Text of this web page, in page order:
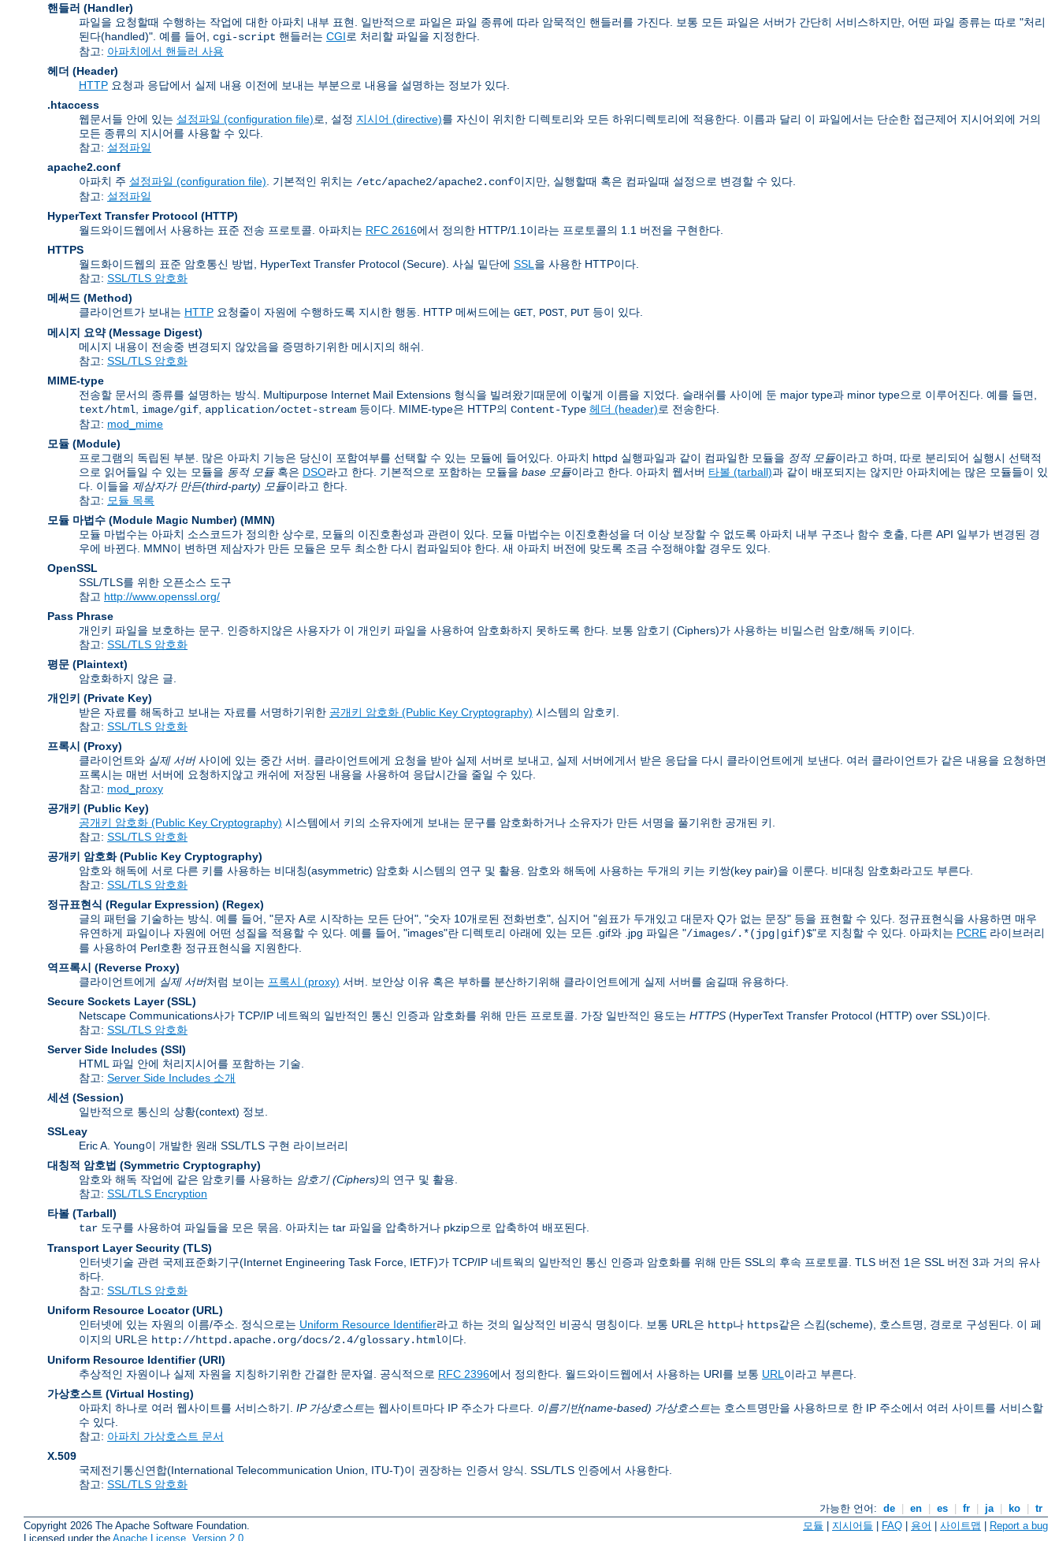
핸들러 (Handler)
파일을 요청할때 수행하는 작업에 대한 아파치 내부 표현. 일반적으로 파일은 파일 종류에 따라 암묵적인 핸들러를 가진다. 보통 모든 파일은 서버가 간단히 서비스하지만, 어떤 파일 종류는 따로 "처리
된다(handled)". 예를 들어, cgi-script 핸들러는 CGI로 처리할 파일을 지정한다.
참고: 아파치에서 핸들러 사용
헤더 (Header)
HTTP 요청과 응답에서 실제 내용 이전에 보내는 부분으로 내용을 설명하는 정보가 있다.
.htaccess
웹문서들 안에 있는 설정파일 (configuration file)로, 설정 지시어 (directive)를 자신이 위치한 디렉토리와 모든 하위디렉토리에 적용한다. 이름과 달리 이 파일에서는 단순한 접근제어 지시어외에 거의
모든 종류의 지시어를 사용할 수 있다.
참고: 설정파일
apache2.conf
아파치 주 설정파일 (configuration file) . 기본적인 위치는 /etc/apache2/apache2.conf이지만, 실행할때 혹은 컴파일때 설정으로 변경할 수 있다.
참고: 설정파일
HyperText Transfer Protocol (HTTP)
월드와이드웹에서 사용하는 표준 전송 프로토콜. 아파치는 RFC 2616에서 정의한 HTTP/1.1이라는 프로토콜의 1.1 버전을 구현한다.
HTTPS
월드화이드웹의 표준 암호통신 방법, HyperText Transfer Protocol (Secure). 사실 밑단에 SSL 을 사용한 HTTP이다.
참고: SSL/TLS 암호화
메써드 (Method)
클라이언트가 보내는 HTTP 요청줄이 자원에 수행하도록 지시한 행동. HTTP 메써드에는 GET POST PUT 등이 있다.
메시지 요약 (Message Digest)
메시지 내용이 전송중 변경되지 않았음을 증명하기위한 메시지의 해쉬.
참고: SSL/TLS 암호화
MIME-type
전송할 문서의 종류를 설명하는 방식. Multipurpose Internet Mail Extensions 형식을 빌려왔기때문에 이렇게 이름을 지었다. 슬래쉬를 사이에 둔 major type과 minor type으로 이루어진다. 예를 들면,
text/html image/gif application/octet-stream 등이다. MIME-type은 HTTP의 Content-Type 헤더 (header)로 전송한다.
참고: mod_mime
모듈 (Module)
프로그램의 독립된 부분. 많은 아파치 기능은 당신이 포함여부를 선택할 수 있는 모듈에 들어있다. 아파치 httpd 실행파일과 같이 컴파일한 모듈을 정적 모듈이라고 하며, 따로 분리되어 실행시 선택적
으로 읽어들일 수 있는 모듈을 동적 모듈 혹은 DSO라고 한다. 기본적으로 포함하는 모듈을 base 모듈이라고 한다. 아파치 웹서버 타볼 (tarball)과 같이 배포되지는 않지만 아파치에는 많은 모듈들이 있
다. 이들을 제삼자가 만든(third-party) 모듈이라고 한다.
참고: 모듈 목록
모듈 마법수 (Module Magic Number) (MMN)
모듈 마법수는 아파치 소스코드가 정의한 상수로, 모듈의 이진호환성과 관련이 있다. 모듈 마법수는 이진호환성을 더 이상 보장할 수 없도록 아파치 내부 구조나 함수 호출, 다른 API 일부가 변경된 경
우에 바뀐다. MMN이 변하면 제삼자가 만든 모듈은 모두 최소한 다시 컴파일되야 한다. 새 아파치 버전에 맞도록 조금 수정해야할 경우도 있다.
OpenSSL
SSL/TLS를 위한 오픈소스 도구
참고 http://www.openssl.org/
Pass Phrase
개인키 파일을 보호하는 문구. 인증하지않은 사용자가 이 개인키 파일을 사용하여 암호화하지 못하도록 한다. 보통 암호기 (Ciphers)가 사용하는 비밀스런 암호/해독 키이다.
참고: SSL/TLS 암호화
평문 (Plaintext)
암호화하지 않은 글.
개인키 (Private Key)
받은 자료를 해독하고 보내는 자료를 서명하기위한 공개키 암호화 (Public Key Cryptography) 시스템의 암호키.
참고: SSL/TLS 암호화
프록시 (Proxy)
클라이언트와 실제 서버사이에 있는 중간 서버. 클라이언트에게 요청을 받아 실제 서버로 보내고, 실제 서버에게서 받은 응답을 다시 클라이언트에게 보낸다. 여러 클라이언트가 같은 내용을 요청하면
프록시는 매번 서버에 요청하지않고 캐쉬에 저장된 내용을 사용하여 응답시간을 줄일 수 있다.
참고: mod_proxy
공개키 (Public Key)
공개키 암호화 (Public Key Cryptography) 시스템에서 키의 소유자에게 보내는 문구를 암호화하거나 소유자가 만든 서명을 풀기위한 공개된 키.
참고: SSL/TLS 암호화
공개키 암호화 (Public Key Cryptography)
암호와 해독에 서로 다른 키를 사용하는 비대칭(asymmetric) 암호화 시스템의 연구 및 활용. 암호와 해독에 사용하는 두개의 키는 키쌍(key pair)을 이룬다. 비대칭 암호화라고도 부른다.
참고: SSL/TLS 암호화
정규표현식 (Regular Expression) (Regex)
글의 패턴을 기술하는 방식. 예를 들어, "문자 A로 시작하는 모든 단어", "숫자 10개로된 전화번호", 심지어 "쉼표가 두개있고 대문자 Q가 없는 문장" 등을 표현할 수 있다. 정규표현식을 사용하면 매우
유연하게 파일이나 자원에 어떤 성질을 적용할 수 있다. 예를 들어, "images"란 디렉토리 아래에 있는 모든 .gif와 .jpg 파일은 "/images/.*(jpg|gif)$"로 지칭할 수 있다. 아파치는 PCRE 라이브러리
를 사용하여 Perl호환 정규표현식을 지원한다.
역프록시 (Reverse Proxy)
클라이언트에게 실제 서버처럼 보이는 프록시 (proxy) 서버. 보안상 이유 혹은 부하를 분산하기위해 클라이언트에게 실제 서버를 숨길때 유용하다.
Secure Sockets Layer (SSL)
Netscape Communications사가 TCP/IP 네트웍의 일반적인 통신 인증과 암호화를 위해 만든 프로토콜. 가장 일반적인 용도는 HTTPS (HyperText Transfer Protocol (HTTP) over SSL)이다.
참고: SSL/TLS 암호화
Server Side Includes (SSI)
HTML 파일 안에 처리지시어를 포함하는 기술.
참고: Server Side Includes 소개
세션 (Session)
일반적으로 통신의 상황(context) 정보.
SSLeay
Eric A. Young이 개발한 원래 SSL/TLS 구현 라이브러리
대칭적 암호법 (Symmetric Cryptography)
암호와 해독 작업에 같은 암호키를 사용하는 암호기 (Ciphers)의 연구 및 활용.
참고: SSL/TLS Encryption
타볼 (Tarball)
tar 도구를 사용하여 파일들을 모은 묶음. 아파치는 tar 파일을 압축하거나 pkzip으로 압축하여 배포된다.
Transport Layer Security (TLS)
인터넷기술 관련 국제표준화기구(Internet Engineering Task Force, IETF)가 TCP/IP 네트웍의 일반적인 통신 인증과 암호화를 위해 만든 SSL의 후속 프로토콜. TLS 버전 1은 SSL 버전 3과 거의 유사
하다.
참고: SSL/TLS 암호화
Uniform Resource Locator (URL)
인터넷에 있는 자원의 이름/주소. 정식으로는 Uniform Resource Identifier라고 하는 것의 일상적인 비공식 명칭이다. 보통 URL은 http나 https같은 스킴(scheme), 호스트명, 경로로 구성된다. 이 페
이지의 URL은 http://httpd.apache.org/docs/2.4/glossary.html이다.
Uniform Resource Identifier (URI)
추상적인 자원이나 실제 자원을 지칭하기위한 간결한 문자열. 공식적으로 RFC 2396에서 정의한다. 월드와이드웹에서 사용하는 URI를 보통 URL 이라고 부른다.
가상호스트 (Virtual Hosting)
아파치 하나로 여러 웹사이트를 서비스하기. IP 가상호스트는 웹사이트마다 IP 주소가 다르다. 이름기반(name-based) 가상호스트는 호스트명만을 사용하므로 한 IP 주소에서 여러 사이트를 서비스할
수 있다.
참고: 아파치 가상호스트 문서
X.509
국제전기통신연합(International Telecommunication Union, ITU-T)이 권장하는 인증서 양식. SSL/TLS 인증에서 사용한다.
참고: SSL/TLS 암호화
가능한 언어: de | en | es | fr | ja | ko | tr
Copyright 2026 The Apache Software Foundation.
Licensed under the Apache License, Version 2.0
모듈 지시어들 FAQ 용어 사이트맵 Report a bug